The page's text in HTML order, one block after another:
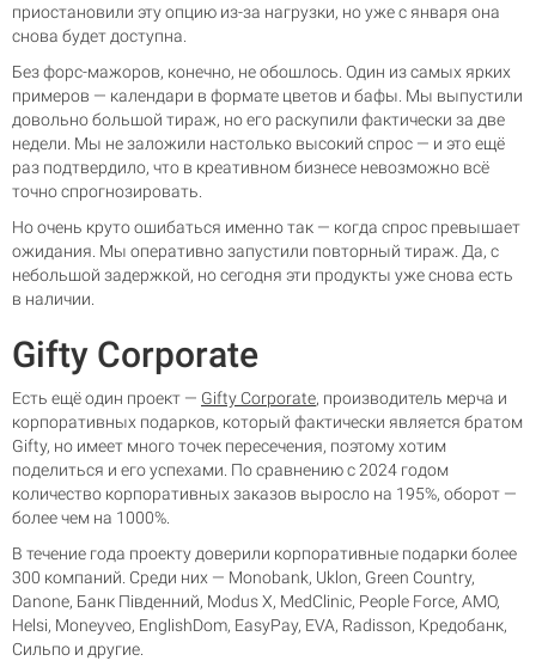
приостановили эту опцию из-за нагрузки, но уже с января она
снова будет доступна.
Без форс-мажоров, конечно, не обошлось. Один из самых ярких
примеров — календари в формате цветов и бафы. Мы выпустили
довольно большой тираж, но его раскупили фактически за две
недели. Мы не заложили настолько высокий спрос — и это ещё
раз подтвердило, что в креативном бизнесе невозможно всё
точно спрогнозировать.
Но очень круто ошибаться именно так — когда спрос превышает
ожидания. Мы оперативно запустили повторный тираж. Да, с
небольшой задержкой, но сегодня эти продукты уже снова есть
в наличии.
Gifty Corporate
Есть ещё один проект — Gifty Corporate, производитель мерча и
корпоративных подарков, который фактически является братом
Gifty, но имеет много точек пересечения, поэтому хотим
поделиться и его успехами. По сравнению с 2024 годом
количество корпоративных заказов выросло на 195%, оборот —
более чем на 1000%.
В течение года проекту доверили корпоративные подарки более
300 компаний. Среди них — Monobank, Uklon, Green Country,
Danone, Банк Південний, Modus X, MedClinic, People Force, AMO,
Helsi, Moneyveo, EnglishDom, EasyPay, EVA, Radisson, Кредобанк,
Сильпо и другие.